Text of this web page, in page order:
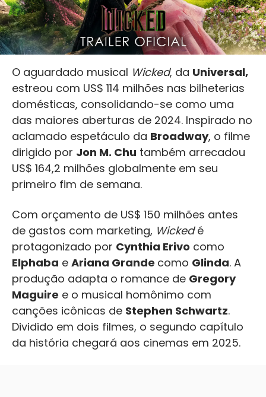
O aguardado musical Wicked, da Universal,
estreou com US$ 114 milhões nas bilheterias
domésticas, consolidando-se como uma
das maiores aberturas de 2024. Inspirado no
aclamado espetáculo da Broadway, o filme
dirigido por Jon M. Chu também arrecadou
US$ 164,2 milhões globalmente em seu
primeiro fim de semana.
Com orçamento de US$ 150 milhões antes
de gastos com marketing, Wickedé
protagonizado por Cynthia Erivo como
Elphaba e Ariana Grande como Glinda. A
produção adapta o romance de Gregory
Maguire e o musical homônimo com
canções icônicas de Stephen Schwartz.
Dividido em dois filmes, o segundo capítulo
da história chegará aos cinemas em 2025.